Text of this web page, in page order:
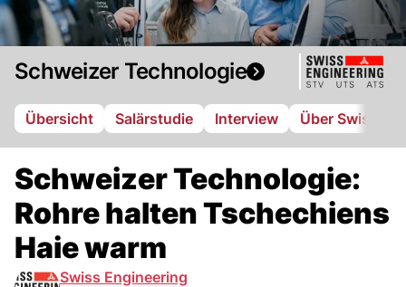
Schweizer Technologie
Übersicht Salärstudie Interview Über Swiss
Schweizer Technologie:
Rohre halten Tschechiens
Haie warm
Swiss Engineering